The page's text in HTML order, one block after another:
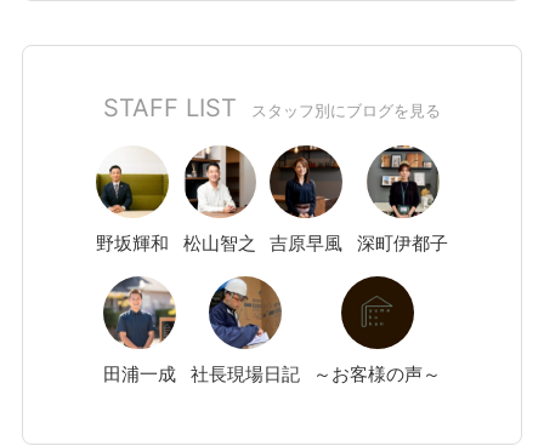
STAFF LIST スタッフ別にブログを見る
野坂輝和 松山智之 吉原早風 深町伊都子
田浦一成 社長現場日記 ～お客様の声～